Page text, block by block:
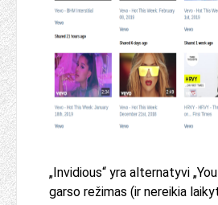
„Invidious“ yra alternatyvi
garso režimas (ir nereikia